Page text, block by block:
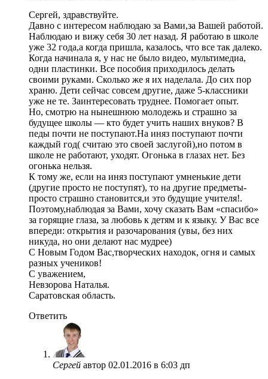
Сергей, здравствуйте.
Давно с интересом наблюдаю за Вами,за Вашей работой.
Наблюдаю и вижу себя 30 лет назад. Я работаю в школе
уже 32 года,а когда пришла, казалось, что все так далеко.
Когда начинала я, у нас не было видео, мультимедиа,
одни пластинки. Все пособия приходилось делать
своими руками. Сколько же я их наделала. До сих пор
храню. Дети сейчас совсем другие, даже 5-классники
уже не те. Заинтересовать труднее. Помогает опыт.
Но, смотрю на нынешнюю молодежь и страшно за
будущее школы — кто будет учить наших внуков? В
педы почти не поступают.На иняз поступают почти
каждый год( считаю это своей заслугой),но потом в
школе не работают, уходят. Огонька в глазах нет. Без
огонька нельзя.
К тому же, если на иняз поступают умненькие дети
(другие просто не поступят), то на другие предметы-
просто страшно становится,и это будущие учителя!.
Поэтому,наблюдая за Вами, хочу сказать Вам «спасибо»
за горящие глаза, за любовь к детям и к языку. У Вас все
впереди: открытия и разочарования (увы, без них
никуда, но они делают нас мудрее)
С Новым Годом Вас,творческих находок, огня и самых
разных учеников!
С уважением,
Невзорова Наталья.
Саратовская область.
Ответить
Сергей автор 02.01.2016 в 6:03 дп